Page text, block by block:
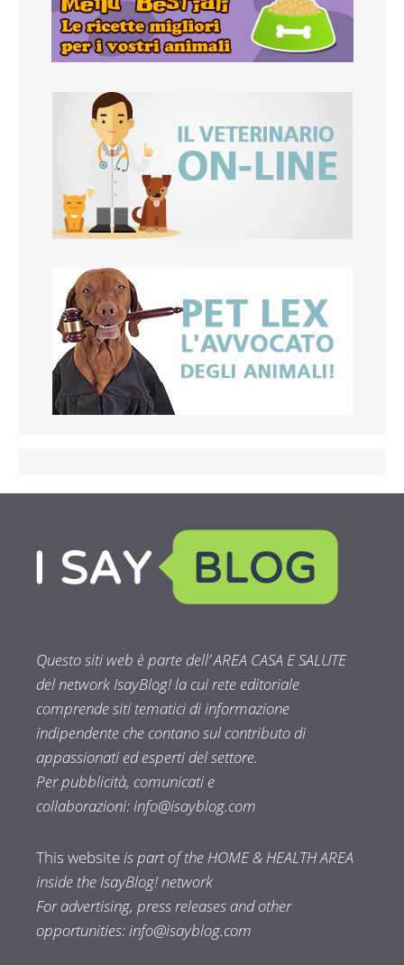
Questo siti web è parte dell’ AREA CASA E SALUTE
del network IsayBlog! la cui rete editoriale
comprende siti tematici di informazione
indipendente che contano sul contributo di
appassionati ed esperti del settore.
Per pubblicità, comunicati e
collaborazioni:info@isayblog.com
This websiteis part of the HOME & HEALTH AREA
inside the IsayBlog! network
For advertising, press releases and other
opportunities:info@isayblog.com